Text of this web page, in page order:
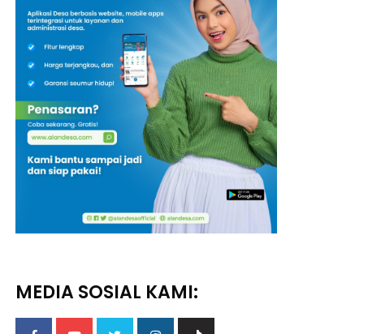
MEDIA SOSIAL KAMI: